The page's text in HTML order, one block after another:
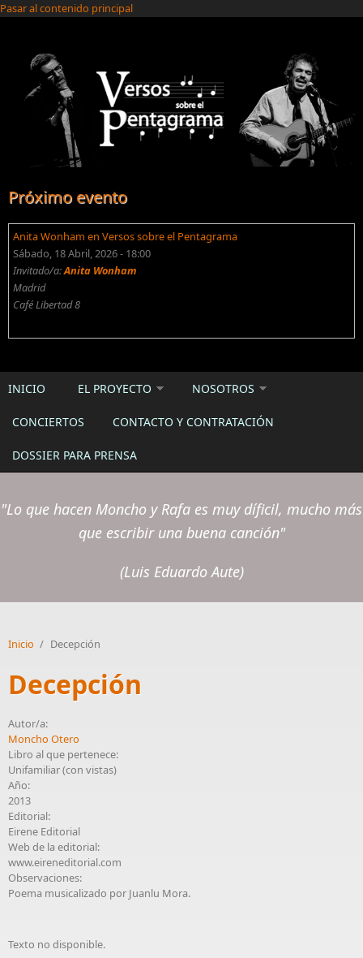
Pasar al contenido principal
Próximo evento
Anita Wonham en Versos sobre el Pentagrama
Sábado, 18 Abril, 2026 - 18:00
Invitado/a:Anita Wonham
Madrid
Café Libertad 8
INICIO EL PROYECTO NOSOTROS
CONCIERTOS CONTACTO Y CONTRATACIÓN
DOSSIER PARA PRENSA
"Lo que hacen Moncho y Rafa es muy díficil, mucho más
que escribir una buena canción"
(Luis Eduardo Aute)
Inicio / Decepción
Decepción
Autor/a:
Moncho Otero
Libro al que pertenece:
Unifamiliar (con vistas)
Año:
2013
Editorial:
Eirene Editorial
Web de la editorial:
www.eireneditorial.com
Observaciones:
Poema musicalizado por Juanlu Mora.
Texto no disponible.